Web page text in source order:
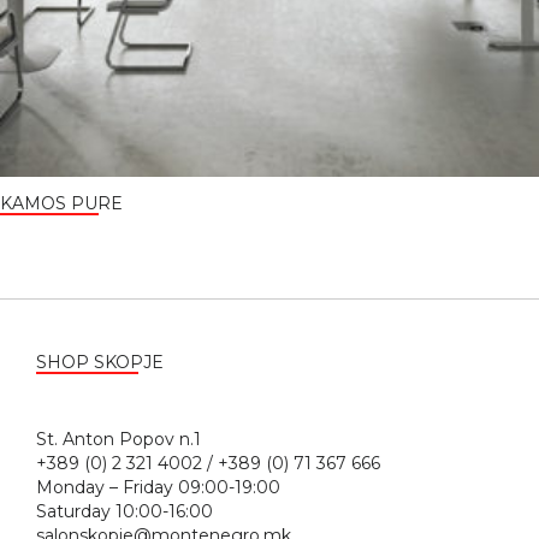
KAMOS PURE
SHOP SKOPJE
St. Anton Popov n.1
+389 (0) 2 321 4002 / +389 (0) 71 367 666
Monday – Friday 09:00-19:00
Saturday 10:00-16:00